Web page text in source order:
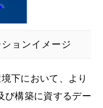
ョンイメージ
下において、より
び構築に資するデー